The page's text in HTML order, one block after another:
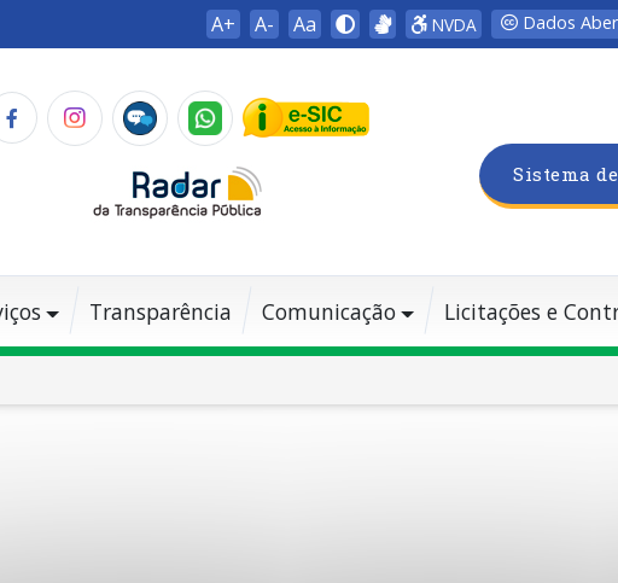
A+ A- Aa NVDA Dados
Sistema
Transparência Comunicação Licitações e